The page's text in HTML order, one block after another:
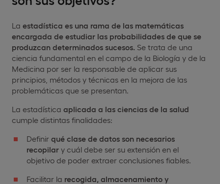
La estadística es una rama de las matemáticas
encargada de estudiar las probabilidades de que se
produzcan determinados sucesos. Se trata de una
ciencia fundamental en el campo de la Biología y de la
Medicina por ser la responsable de aplicar sus
principios, métodos y técnicas en la mejora de las
problemáticas que se presentan.
La estadística aplicada a las ciencias de la salud
cumple distintas finalidades:
Definir qué clase de datos son necesarios
recopilar y cuál debe ser su extensión en el
objetivo de poder extraer conclusiones fiables.
Facilitar la recogida, almacenamiento y